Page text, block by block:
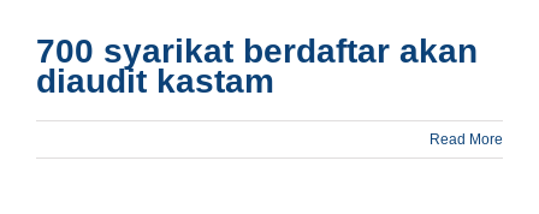
700 syarikat berdaftar akan
diaudit kastam
Read More